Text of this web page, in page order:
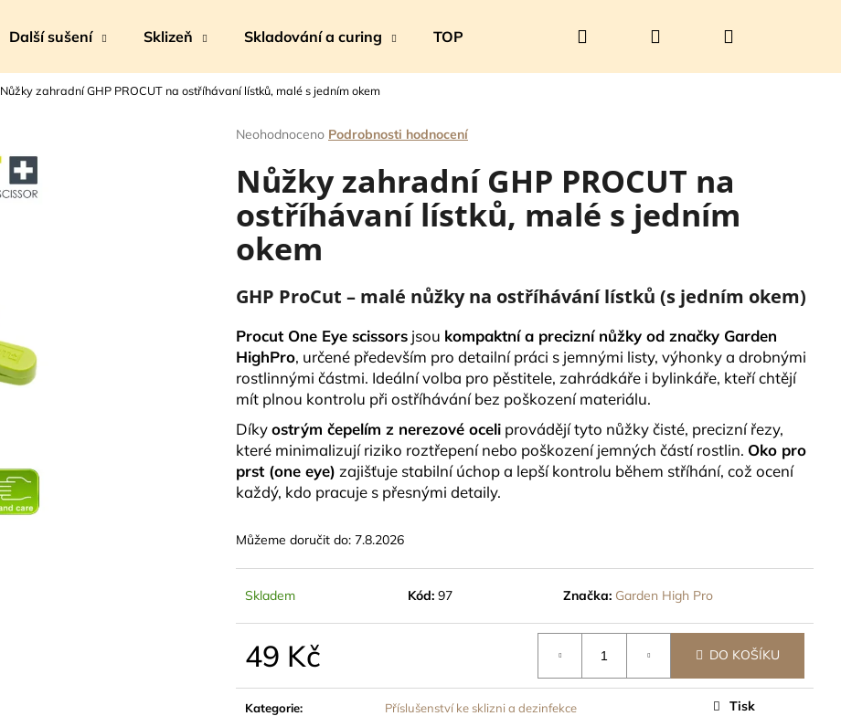
Další sušení Sklizeň Skladování a curing TOP PRODUKTY Hledat PřihlášeníNákupní
Nůžky zahradní GHP PROCUT na ostříhávaní lístků, malé s jedním okem
Průměrné
produktu
je
z
hvězdiček.
Neohodnoceno Podrobnosti hodnocení
Nůžky zahradní GHP PROCUT na
ostříhávaní lístků, malé s jedním
okem
GHP ProCut – malé nůžky na ostříhávání lístků (s jedním okem)
Procut One Eye scissors jsou kompaktní a precizní nůžky od značky Garden
HighPro, určené především pro detailní práci s jemnými listy, výhonky a drobnými
rostlinnými částmi. Ideální volba pro pěstitele, zahrádkáře i bylinkáře, kteří chtějí
mít plnou kontrolu při ostříhávání bez poškození materiálu.
Díkyostrým čepelím z nerezové oceli provádějí tyto nůžky čisté, precizní řezy,
které minimalizují riziko roztřepení nebo poškození jemných částí rostlin. Oko pro
prst (one eye) zajišťuje stabilní úchop a lepší kontrolu během stříhání, což ocení
každý, kdo pracuje s přesnými detaily.
Můžeme doručit do: 7.8.2026
Skladem Kód: 97 Značka: Garden High Pro
49 Kč DO KOŠÍKU
Kategorie:
Příslušenství ke sklizni a dezinfekce
Tisk
Co potřebujete najít?
HLEDAT
Následující
BOVEDA 62% SÁČEK 8G, 1KS -
BALENO SAMOSTATNĚ
45 Kč